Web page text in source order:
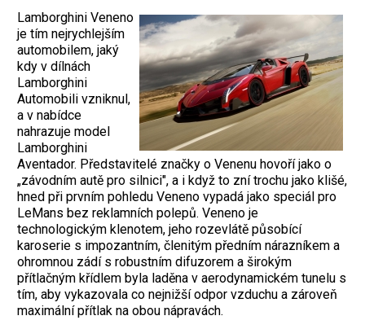
Lamborghini Veneno
je tím nejrychlejším
automobilem, jaký
kdy v dílnách
Lamborghini
Automobili vzniknul,
a v nabídce
nahrazuje model
Lamborghini
Aventador. Představitelé značky o Venenu hovoří jako o
„závodním autě pro silnici", a i když to zní trochu jako klišé,
hned při prvním pohledu Veneno vypadá jako speciál pro
LeMans bez reklamních polepů. Veneno je
technologickým klenotem, jeho rozevlátě působící
karoserie s impozantním, členitým předním nárazníkem a
ohromnou zádí s robustním difuzorem a širokým
přítlačným křídlem byla laděna v aerodynamickém tunelu s
tím, aby vykazovala co nejnižší odpor vzduchu a zároveň
maximální přítlak na obou nápravách.